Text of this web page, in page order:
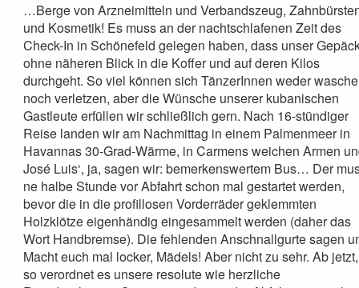
…Berge von Arzneimitteln und Verbandszeug,
und Kosmetik! Es muss an der nachtschlafenen Zeit des
Check-In in Schönefeld gelegen haben, dass unser
ohne näheren Blick in die Koffer und auf deren Kilos
durchgeht. So viel können sich TänzerInnen weder
noch verletzen, aber die Wünsche unserer kubanischen
Gastleute erfüllen wir schließlich gern. Nach 16-stündiger
Reise landen wir am Nachmittag in einem Palmenmeer in
Havannas 30-Grad-Wärme, in Carmens weichen Armen
José Luis‘, ja, sagen wir: bemerkenswertem Bus… Der
ne halbe Stunde vor Abfahrt schon mal gestartet werden,
bevor die in die profillosen Vorderräder geklemmten
Holzklötze eigenhändig eingesammelt werden (daher das
Wort Handbremse). Die fehlenden Anschnallgurte sagen
Macht euch mal locker, Mädels! Aber nicht zu sehr. Ab jetzt,
so verordnet es unsere resolute wie herzliche